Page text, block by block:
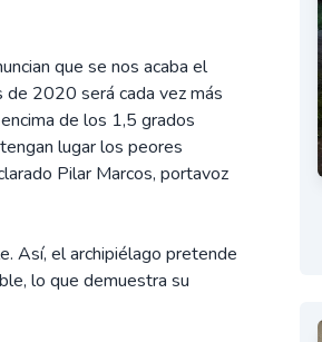
que se nos acaba el
de 2020 será cada vez más
de los 1,5 grados
lugar los peores
Pilar Marcos, portavoz
Así, el archipiélago pretende
lo que demuestra su